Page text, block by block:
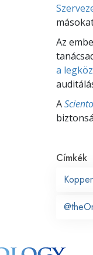
Az
a
A
Címkék